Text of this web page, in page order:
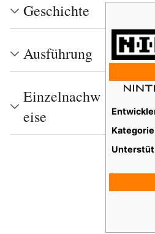
Kategorie
Geschichte
Ausführung
Einzelnachw
eise